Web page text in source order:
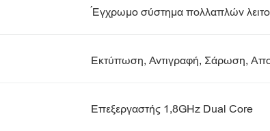
Έγχρωμο σύστημα πολλαπλών
Εκτύπωση, Αντιγραφή, Σάρωση,
Επεξεργαστής 1,8GHz Dual Core